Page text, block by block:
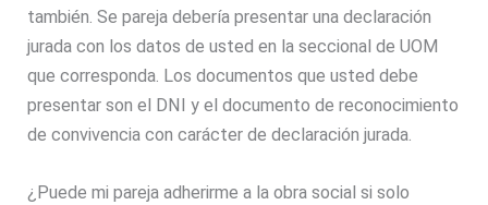
también. Se pareja debería presentar una declaración
jurada con los datos de usted en la seccional de UOM
que corresponda. Los documentos que usted debe
presentar son el DNI y el documento de reconocimiento
de convivencia con carácter de declaración jurada.
¿Puede mi pareja adherirme a la obra social si solo